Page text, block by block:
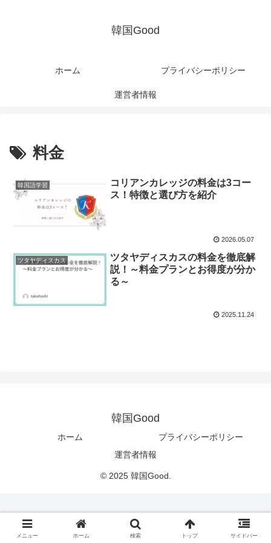
韓国Good
ホーム プライバシーポリシー
運営者情報
料金
韓国語学習
コリアンカレッジの料金は3コー
ス！特徴と選び方を紹介
2026.05.07
ツタヤディスカス
ツタヤディスカスの料金を徹底解
説！～料金プランとお得度が分か
る～
2025.11.24
韓国Good
ホーム
プライバシーポリシー
運営者情報
© 2025 韓国Good.
メニュー ホーム 検索 トップ サイドバー